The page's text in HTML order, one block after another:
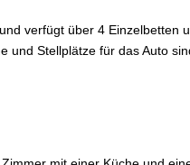
verfügt über 4 Einzelbetten
und Stellplätze für das Auto